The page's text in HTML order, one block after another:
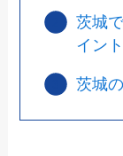
茨城
イント
茨城